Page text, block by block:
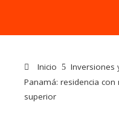
Inicio
Inversiones
Panamá: residencia
superior